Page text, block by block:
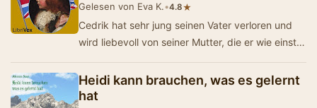
Gelesen von Eva K.•4.8★
Cedrik hat sehr jung seinen Vater verloren und
wird liebevoll von seiner Mutter, die er wie einst
Heidi kann brauchen, was es gelernt
hat